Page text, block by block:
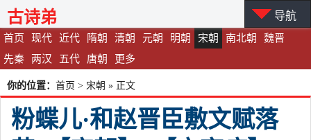
首页 现代 近代 隋朝 清朝 元朝 明朝 宋朝 南北朝
魏晋
先秦
两汉 五代 唐朝 更多
古诗弟 导航
你的位置： 首页 > 宋朝 » 正文
粉蝶儿·和赵晋臣敷文赋落